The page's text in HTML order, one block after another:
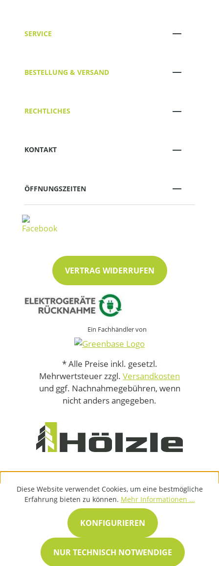
SERVICE
BESTELLUNG & VERSAND
RECHTLICHES
KONTAKT
ÖFFNUNGSZEITEN
VERTRAG WIDERRUFEN
Ein Fachhändler von
* Alle Preise inkl. gesetzl.
Mehrwertsteuer zzgl. Versandkosten
und ggf. Nachnahmegebühren, wenn
nicht anders angegeben.
Diese Website verwendet Cookies, um eine bestmögliche
Erfahrung bieten zu können. Mehr Informationen ...
NUR TECHNISCH NOTWENDIGE
KONFIGURIEREN